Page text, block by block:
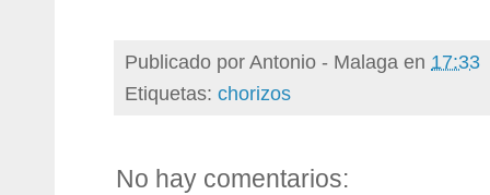
Publicado porAntonio - Malaga en 17:33
Etiquetas: chorizos
No hay comentarios: